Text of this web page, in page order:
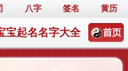
八字 签名 黄历
宝起名名字大全